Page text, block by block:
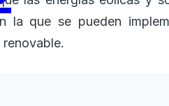
la que se pueden